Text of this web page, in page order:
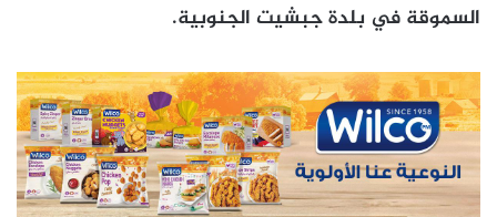
السموقة في بلدة جبشيت الجنوبية.